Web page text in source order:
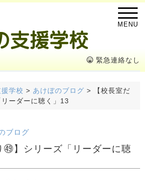
MENU
緊急連絡なし
学校 > あけぼのブログ >
【校長室だ
ーダーに聴く」13
ブログ
㊾】シリーズ「リーダーに聴